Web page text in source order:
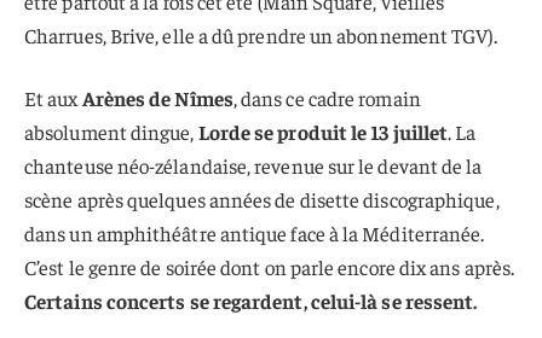
Charrues, Brive, elle a dû prendre un abonnement TGV).
Et aux Arènes de Nîmes, dans ce cadre romain
absolument dingue,Lorde se produit le 13 juillet. La
chanteuse néo-zélandaise, revenue sur le devant de la
scène après quelques années de disette discographique,
dans un amphithéâtre antique face à la Méditerranée.
C’est le genre de soirée dont on parle encore dix ans après.
Certains concerts se regardent, celui-là se ressent.